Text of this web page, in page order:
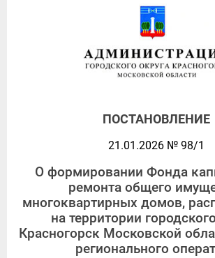
ПОСТАНОВЛЕНИЕ
21.01.2026 № 98/1
О формировании Фонда
ремонта общего
многоквартирных домов,
на территории
Красногорск Московской
регионального